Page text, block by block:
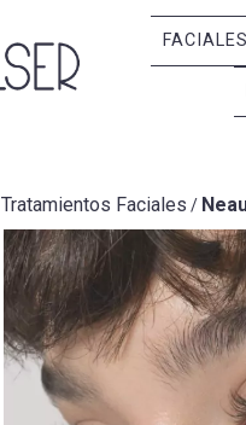
FACIALES
Tratamientos Faciales /